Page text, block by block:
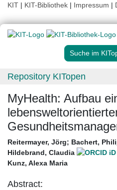
KIT | KIT-Bibliothek | Impressum |
Suche im
Repository KITopen
MyHealth: Aufbau
Reitermayer, Jörg; Bachert,
Hildebrand, Claudia
Kunz, Alexa Maria
Abstract: